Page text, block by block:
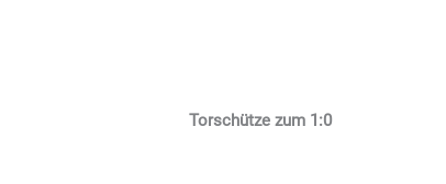
Torschütze zum 1:0